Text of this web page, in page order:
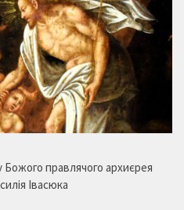
правлячого архиєрея
Івасюка